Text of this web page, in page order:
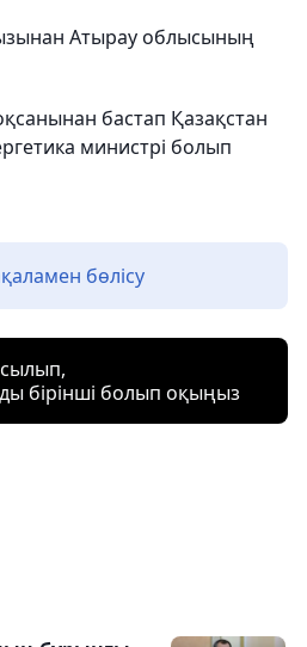
Атырау облысының
бастап Қазақстан
министрі болып
бөлісу
бірінші болып оқыңыз